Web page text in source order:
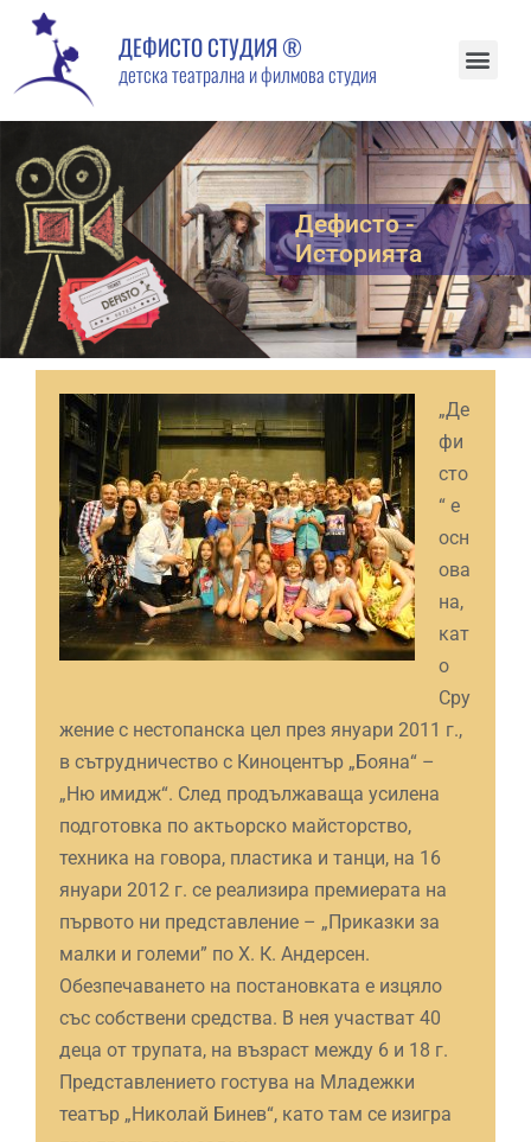
ДЕФИСТО СТУДИЯ ®
детска театрална и филмова студия
Дефисто -
Историята
„Де
фи
сто
“ е
осн
ова
на,
кат
о
Сру
жение с нестопанска цел през януари 2011 г.,
в сътрудничество с Киноцентър „Бояна“ –
„Ню имидж“. След продължаваща усилена
подготовка по актьорско майсторство,
техника на говора, пластика и танци, на 16
януари 2012 г. се реализира премиерата на
първото ни представление – „Приказки за
малки и големи” по Х. К. Андерсен.
Обезпечаването на постановката е изцяло
със собствени средства. В нея участват 40
деца от трупата, на възраст между 6 и 18 г.
Представлението гостува на Младежки
театър „Николай Бинев“, като там се изигра